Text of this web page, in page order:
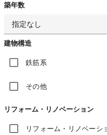
築年数
指定なし
建物構造
鉄筋系
その他
リフォーム・リノベーション
リフォーム・リノベーシ